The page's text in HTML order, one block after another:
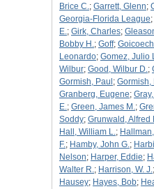
Brice C.; Garrett, Glenn;
Georgia-Florida League;
E.; Girk, Charles;
Bobby H.; Goff;
Leonardo; Gomez, Julio
Wilbur; Good, Wilbur D.;
Gormish, Paul ; Gormish,
Granberg, Eugene;
E.; Green, James M.;
Soddy; Grunwald, Alfred
Hall, William L.;
F.; Hamby, John G.;
Nelson; Harper, Eddie;
Walter R.; Harrison, W. J.;
Hausey; Hayes, Bob;